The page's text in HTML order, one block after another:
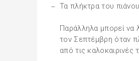
Τα πλήκτρα του
Παράλληλα μπορεί να
τον Σεπτέμβρη όταν
από τις καλοκαιρινές